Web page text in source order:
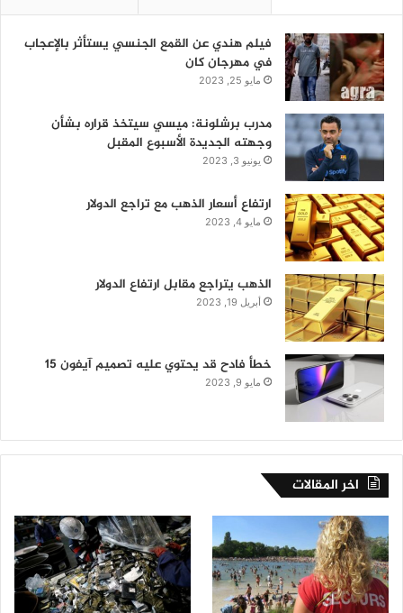
فيلم هندي عن القمع الجنسي يستأثر بالإعجاب
في مهرجان كان
مايو 25, 2023
مدرب برشلونة: ميسي سيتخذ قراره بشأن
وجهته الجديدة الأسبوع المقبل
يونيو 3, 2023
ارتفاع أسعار الذهب مع تراجع الدولار
مايو 4, 2023
الذهب يتراجع مقابل ارتفاع الدولار
أبريل 19, 2023
خطأ فادح قد يحتوي عليه تصميم آيفون 15
مايو 9, 2023
اخر المقالات